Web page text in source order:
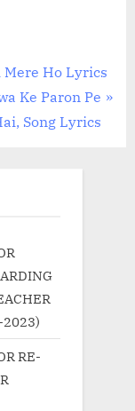
Mere Ho Lyrics
Ke Paron Pe
Song Lyrics
2023)
RE-